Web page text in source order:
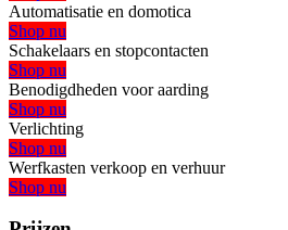
Automatisatie en domotica
Shop nu
Schakelaars en stopcontacten
Shop nu
Benodigdheden voor aarding
Shop nu
Verlichting
Shop nu
Werfkasten verkoop en verhuur
Shop nu